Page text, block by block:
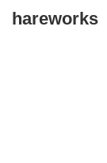
hareworks